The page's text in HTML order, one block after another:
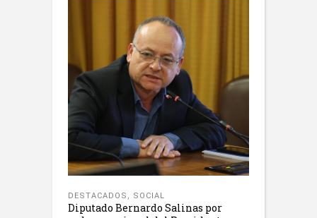
DESTACADOS , SOCIAL
Diputado Bernardo Salinas por